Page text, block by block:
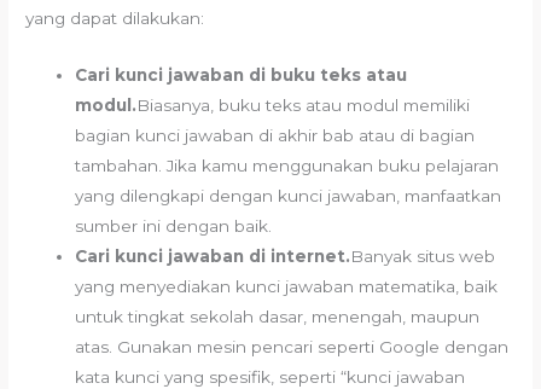
yang dapat dilakukan:
Cari kunci jawaban di buku teks atau
modul.Biasanya, buku teks atau modul memiliki
bagian kunci jawaban di akhir bab atau di bagian
tambahan. Jika kamu menggunakan buku pelajaran
yang dilengkapi dengan kunci jawaban, manfaatkan
sumber ini dengan baik.
Cari kunci jawaban di internet.Banyak situs web
yang menyediakan kunci jawaban matematika, baik
untuk tingkat sekolah dasar, menengah, maupun
atas. Gunakan mesin pencari seperti Google dengan
kata kunci yang spesifik, seperti “kunci jawaban